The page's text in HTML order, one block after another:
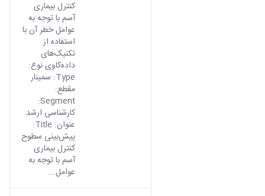
کنترل بیماری
آسم با توجه به
عوامل خطر آن با
استفاده از
تکنیک‌های
داده‌کاوی نوع:
Type: سمینار
مقطع:
Segment:
کارشناسی ارشد
عنوان: Title:
پیش‌بینی سطوح
کنترل بیماری
آسم با توجه به
عوامل...